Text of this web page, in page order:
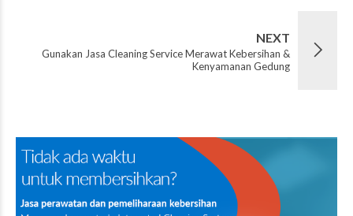
NEXT
Gunakan Jasa Cleaning Service Merawat Kebersihan &
Kenyamanan Gedung